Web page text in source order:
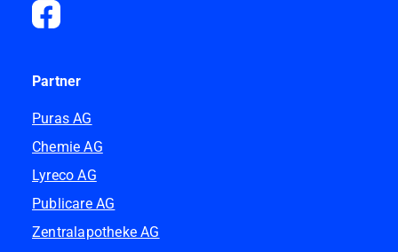
Partner
Puras AG
Chemie AG
Lyreco AG
Publicare AG
Zentralapotheke AG